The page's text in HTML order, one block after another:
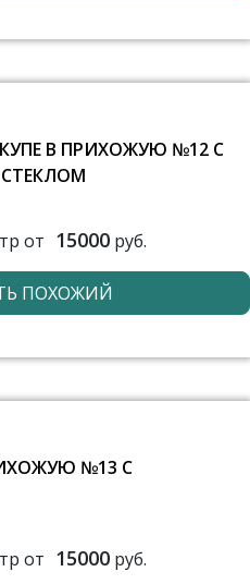
В ПРИХОЖУЮ №12 С
от 15000руб.
ПОХОЖИЙ
№13 С
от 15000руб.